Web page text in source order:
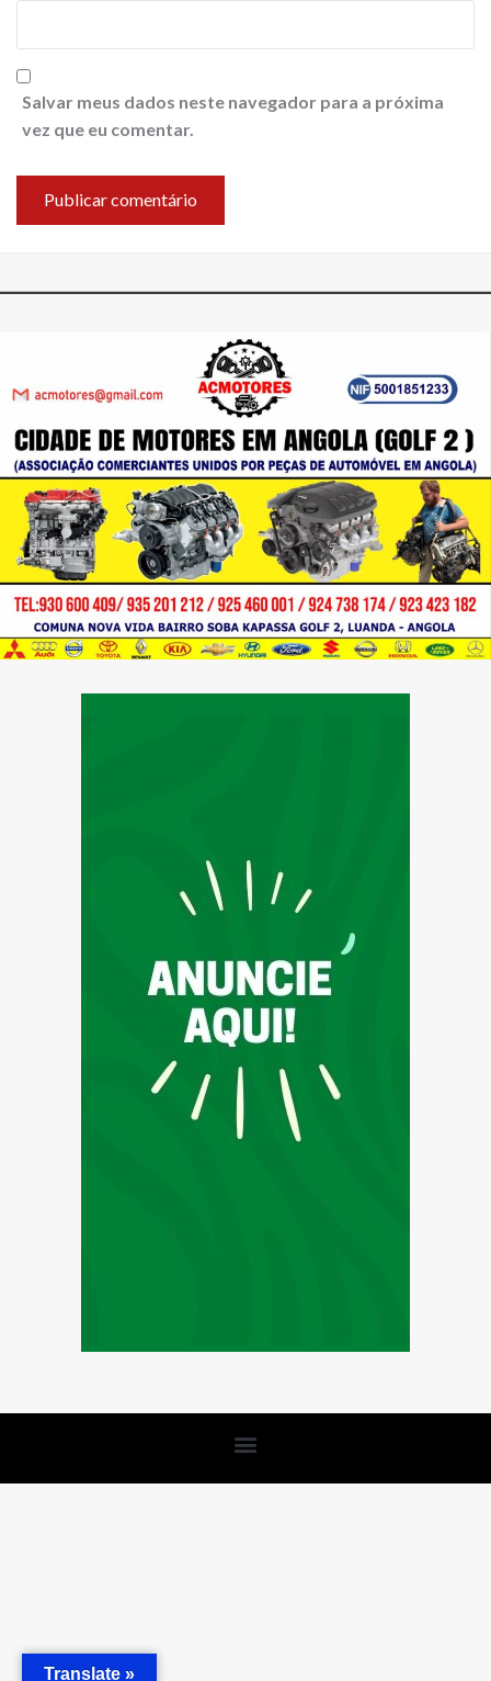
Salvar meus dados neste navegador para a próxima
vez que eu comentar.
Translate »